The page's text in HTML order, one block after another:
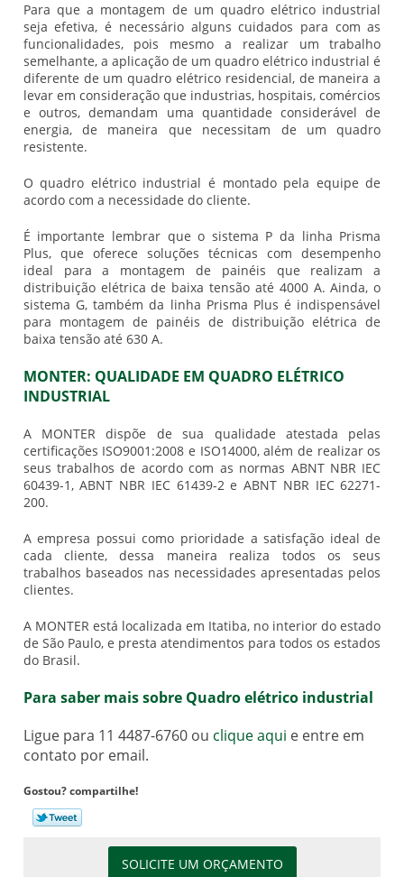
Para que a montagem de um quadro elétrico industrial
seja efetiva, é necessário alguns cuidados para com as
funcionalidades, pois mesmo a realizar um trabalho
semelhante, a aplicação de umquadro elétrico industrial é
diferente de um quadro elétrico residencial, de maneira a
levar em consideração que industrias, hospitais, comércios
e outros, demandam uma quantidade considerável de
energia, de maneira que necessitam de um quadro
resistente.
Oquadro elétrico industrial é montado pela equipe de
acordo com a necessidade do cliente.
É importante lembrar que o sistema P da linha Prisma
Plus, que oferece soluções técnicas com desempenho
ideal para a montagem de painéis que realizam a
distribuição elétrica de baixa tensão até 4000 A. Ainda, o
sistema G, também da linha Prisma Plus é indispensável
para montagem de painéis de distribuição elétrica de
baixa tensão até 630 A.
MONTER: QUALIDADE EM QUADRO ELÉTRICO
INDUSTRIAL
A MONTER dispõe de sua qualidade atestada pelas
certificações ISO9001:2008 e ISO14000, além de realizar os
seus trabalhos de acordo com as normas ABNT NBR IEC
60439-1, ABNT NBR IEC 61439-2 e ABNT NBR IEC 62271-
200.
A empresa possui como prioridade a satisfação ideal de
cada cliente, dessa maneira realiza todos os seus
trabalhos baseados nas necessidades apresentadas pelos
clientes.
A MONTER está localizada em Itatiba, no interior do estado
de São Paulo, e presta atendimentos para todos os estados
do Brasil.
Para saber mais sobre Quadro elétrico industrial
Ligue para 11 4487-6760ou clique aqui e entre em
contato por email.
Gostou? compartilhe!
SOLICITE UM ORÇAMENTO